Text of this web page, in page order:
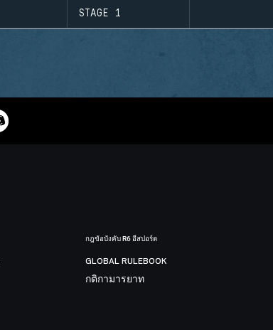
STAGE 1
กฎข้อบังคับ R6 อีสปอร์ต
GLOBAL RULEBOOK
กติกามารยาท